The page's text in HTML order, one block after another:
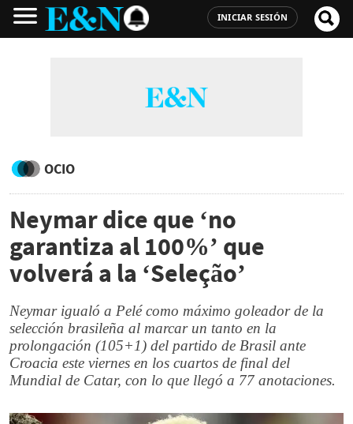
INICIAR SESIÓN
OCIO
Neymar dice que ‘no
garantiza al 100%’ que
volverá a la ‘Seleção’
Neymar igualó a Pelé como máximo goleador de la
selección brasileña al marcar un tanto en la
prolongación (105+1) del partido de Brasil ante
Croacia este viernes en los cuartos de final del
Mundial de Catar, con lo que llegó a 77 anotaciones.